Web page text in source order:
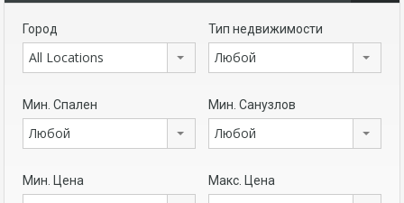
Город
All Locations
Тип недвижимости
Любой
Мин. Спален
Любой
Мин. Санузлов
Любой
Мин. Цена Макс. Цена